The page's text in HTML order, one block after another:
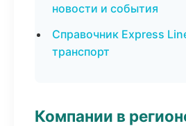
новости и события
Справочник Express
транспорт
Компании в